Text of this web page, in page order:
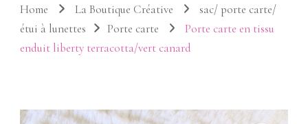
Votre panier est vide.
Home La Boutique Créative
sac/ porte carte/
étui à lunettes
Porte carte
Porte carte en tissu
enduit liberty terracotta/vert canard